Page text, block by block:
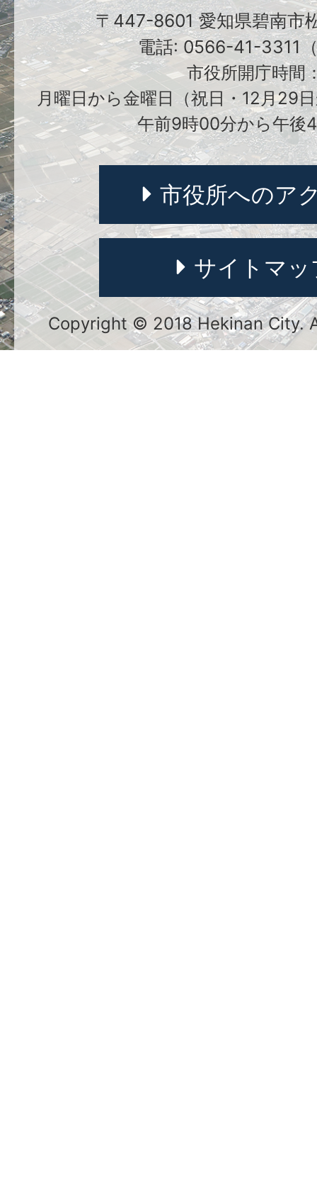
〒447-8601 愛知県碧南市
電話: 0566-41-3311
市役所開庁時間
月曜日から金曜日（祝日・12月29
午前9時00分から午後
市役所へのア
サイトマッ
Copyright © 2018 Hekinan City.